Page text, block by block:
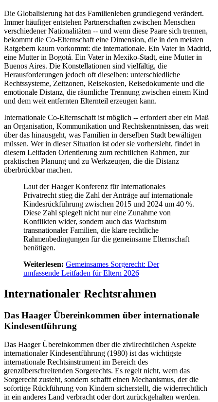
Die Globalisierung hat das Familienleben grundlegend verändert.
Immer häufiger entstehen Partnerschaften zwischen Menschen
verschiedener Nationalitäten -- und wenn diese Paare sich trennen,
bekommt die Co-Elternschaft eine Dimension, die in den meisten
Ratgebern kaum vorkommt: die internationale. Ein Vater in Madrid,
eine Mutter in Bogotá. Ein Vater in Mexiko-Stadt, eine Mutter in
Buenos Aires. Die Konstellationen sind vielfältig, die
Herausforderungen jedoch oft dieselben: unterschiedliche
Rechtssysteme, Zeitzonen, Reisekosten, Reisedokumente und die
emotionale Distanz, die räumliche Trennung zwischen einem Kind
und dem weit entfernten Elternteil erzeugen kann.
Internationale Co-Elternschaft ist möglich -- erfordert aber ein Maß
an Organisation, Kommunikation und Rechtskenntnissen, das weit
über das hinausgeht, was Familien in derselben Stadt bewältigen
müssen. Wer in dieser Situation ist oder sie vorhersieht, findet in
diesem Leitfaden Orientierung zum rechtlichen Rahmen, zur
praktischen Planung und zu Werkzeugen, die die Distanz
überbrückbar machen.
Laut der Haager Konferenz für Internationales
Privatrecht stieg die Zahl der Anträge auf internationale
Kindesrückführung zwischen 2015 und 2024 um 40 %.
Diese Zahl spiegelt nicht nur eine Zunahme von
Konflikten wider, sondern auch das Wachstum
transnationaler Familien, die klare rechtliche
Rahmenbedingungen für die gemeinsame Elternschaft
benötigen.
Weiterlesen: Gemeinsames Sorgerecht: Der
umfassende Leitfaden für Eltern 2026
Internationaler Rechtsrahmen
Das Haager Übereinkommen über internationale
Kindesentführung
Das Haager Übereinkommen über die zivilrechtlichen Aspekte
internationaler Kindesentführung (1980) ist das wichtigste
internationale Rechtsinstrument im Bereich des
grenzüberschreitenden Sorgerechts. Es regelt nicht, wem das
Sorgerecht zusteht, sondern schafft einen Mechanismus, der die
sofortige Rückführung von Kindern sicherstellt, die widerrechtlich
in ein anderes Land verbracht oder dort zurückgehalten werden.